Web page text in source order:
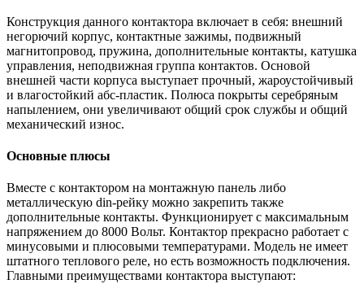
Конструкция данного контактора включает в себя: внешний
негорючий корпус, контактные зажимы, подвижный
магнитопровод, пружина, дополнительные контакты, катушка
управления, неподвижная группа контактов. Основой
внешней части корпуса выступает прочный, жароустойчивый
и влагостойкий абс-пластик. Полюса покрыты серебряным
напылением, они увеличивают общий срок службы и общий
механический износ.
Основные плюсы
Вместе с контактором на монтажную панель либо
металлическую din-рейку можно закрепить также
дополнительные контакты. Функционирует с максимальным
напряжением до 8000 Вольт. Контактор прекрасно работает с
минусовыми и плюсовыми температурами. Модель не имеет
штатного теплового реле, но есть возможность подключения.
Главными преимуществами контактора выступают: